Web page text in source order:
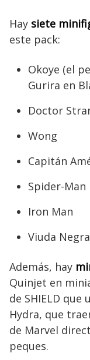
Hay siete
este pack:
Okoye (el
Gurira en
Doctor
Wong
Capitán
Spider-Man
Iron Man
Viuda Negra
Además, hay
Quinjet en
de SHIELD que
Hydra, que
de Marvel
peques.